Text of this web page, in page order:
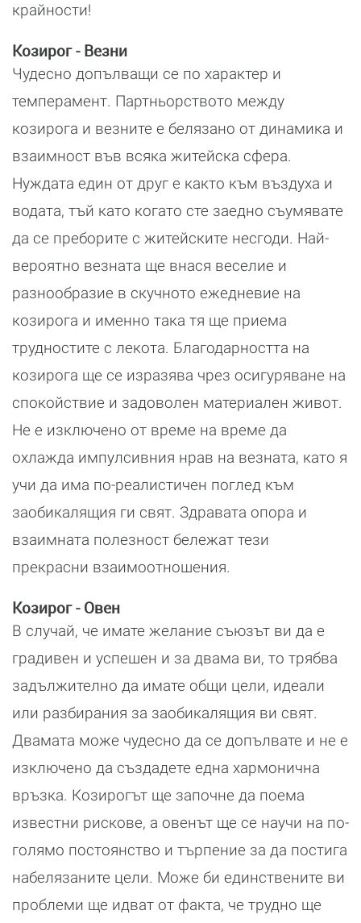
крайности!
Козирог - Везни
Чудесно допълващи се по характер и
темперамент. Партньорството между
козирога и везните е белязано от динамика и
взаимност във всяка житейска сфера.
Нуждата един от друг е както към въздуха и
водата, тъй като когато сте заедно съумявате
да се преборите с житейските несгоди. Най-
вероятно везната ще внася веселие и
разнообразие в скучното ежедневие на
козирога и именно така тя ще приема
трудностите с лекота. Благодарността на
козирога ще се изразява чрез осигуряване на
спокойствие и задоволен материален живот.
Не е изключено от време на време да
охлажда импулсивния нрав на везната, като я
учи да има по-реалистичен поглед към
заобикалящия ги свят. Здравата опора и
взаимната полезност бележат тези
прекрасни взаимоотношения.
Козирог - Овен
В случай, че имате желание съюзът ви да е
градивен и успешен и за двама ви, то трябва
задължително да имате общи цели, идеали
или разбирания за заобикалящия ви свят.
Двамата може чудесно да се допълвате и не е
изключено да създадете една хармонична
връзка. Козирогът ще започне да поема
известни рискове, а овенът ще се научи на по-
голямо постоянство и търпение за да постига
набелязаните цели. Може би единствените ви
проблеми ще идват от факта, че трудно ще